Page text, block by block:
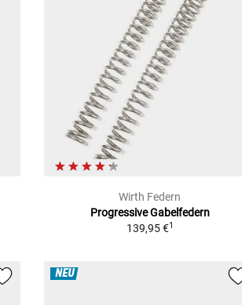
Wirth Federn
Progressive Gabelfedern
139,95 €1
NEU